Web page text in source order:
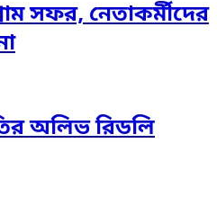
সফর, নেতাকর্মীদের
অলিভ রিডলি